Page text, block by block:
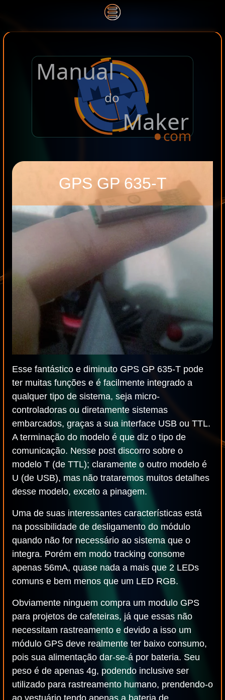
Manual
do
Maker
.com
GPS GP 635-T
Esse fantástico e diminuto GPS GP 635-T pode
ter muitas funções e é facilmente integrado a
qualquer tipo de sistema, seja micro-
controladoras ou diretamente sistemas
embarcados, graças a sua interface USB ou TTL.
A terminação do modelo é que diz o tipo de
comunicação. Nesse post discorro sobre o
modelo T (de TTL); claramente o outro modelo é
U (de USB), mas não trataremos muitos detalhes
desse modelo, exceto a pinagem.
Uma de suas interessantes características está
na possibilidade de desligamento do módulo
quando não for necessário ao sistema que o
integra. Porém em modo tracking consome
apenas 56mA, quase nada a mais que 2 LEDs
comuns e bem menos que um LED RGB.
Obviamente ninguem compra um modulo GPS
para projetos de cafeteiras, já que essas não
necessitam rastreamento e devido a isso um
módulo GPS deve realmente ter baixo consumo,
pois sua alimentação dar-se-á por bateria. Seu
peso é de apenas 4g, podendo inclusive ser
utilizado para rastreamento humano, prendendo-o
ao vestuário tendo apenas a bateria de